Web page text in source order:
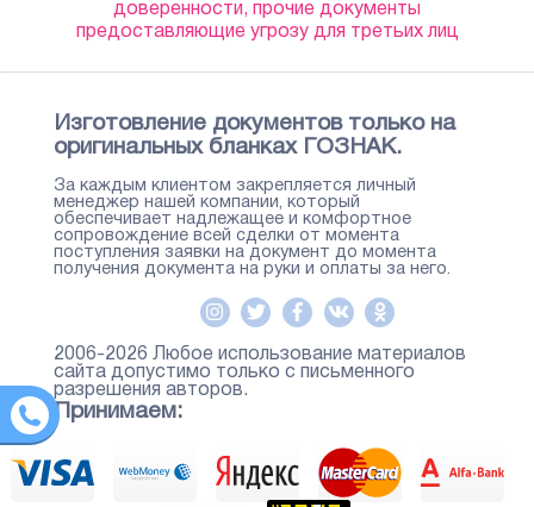
доверенности, прочие документы
предоставляющие угрозу для третьих лиц
Изготовление документов только на
оригинальных бланках ГОЗНАК.
За каждым клиентом закрепляется личный
менеджер нашей компании, который
обеспечивает надлежащее и комфортное
сопровождение всей сделки от момента
поступления заявки на документ до момента
получения документа на руки и оплаты за него.
2006-2026 Любое использование материалов
сайта допустимо только с письменного
разрешения авторов.
Принимаем: